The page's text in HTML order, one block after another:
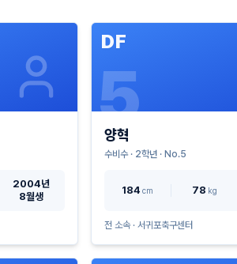
2004년
8월생
DF
5
양혁
수비수· 2학년 · No.5
184 cm 78 kg
전 소속 · 서귀포축구센터